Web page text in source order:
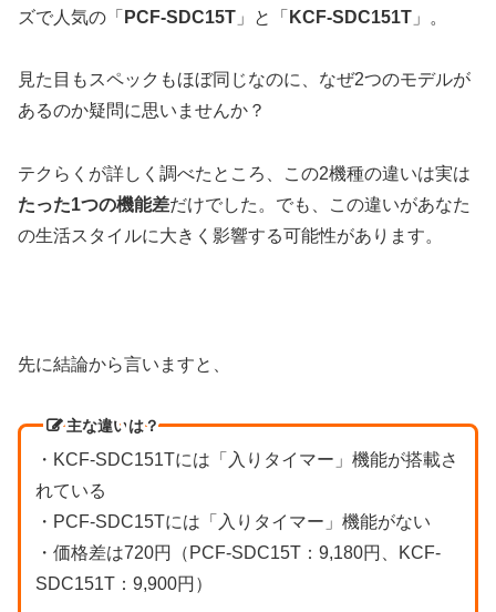
ズで人気の「 PCF-SDC15T 」と「 KCF-SDC151T 」。
見た目もスペックもほぼ同じなのに、なぜ2つのモデルが
あるのか疑問に思いませんか？
テクらくが詳しく調べたところ、この2機種の違いは実は
たった1つの機能差だけでした。でも、この違いがあなた
の生活スタイルに大きく影響する可能性があります。
先に結論から言いますと、
主な違いは？
・KCF-SDC151Tには「入りタイマー」機能が搭載さ
れている
・PCF-SDC15Tには「入りタイマー」機能がない
・価格差は720円（PCF-SDC15T：9,180円、KCF-
SDC151T：9,900円）